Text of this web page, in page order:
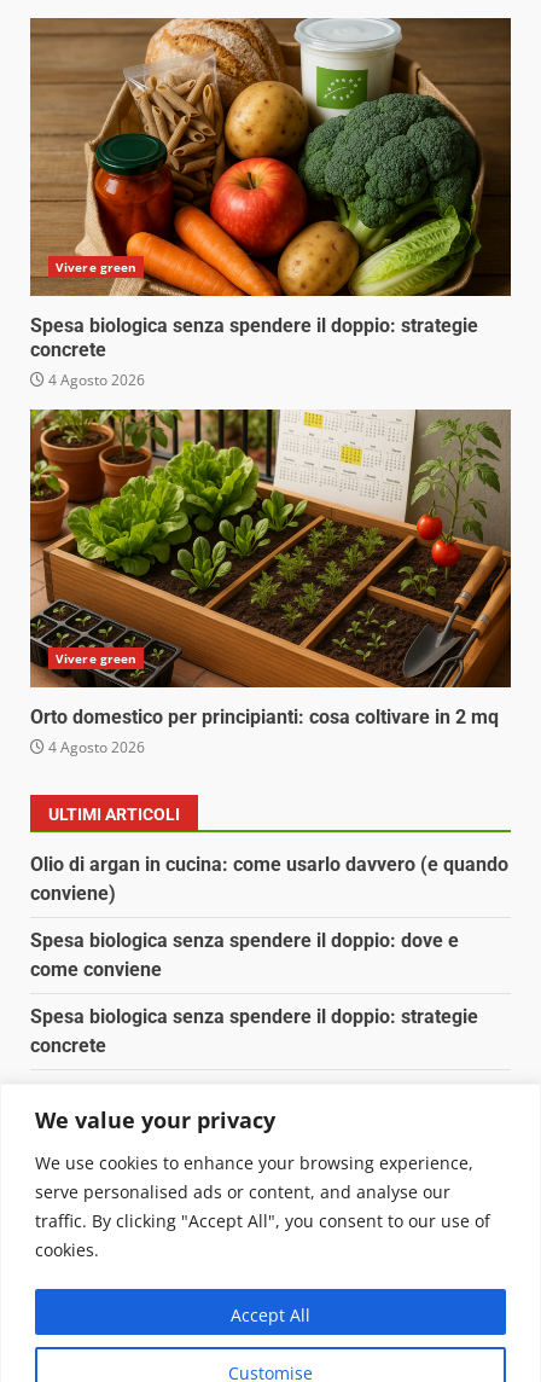
We value your privacy
We use cookies to enhance your browsing experience,
serve personalised ads or content, and analyse our
traffic. By clicking "Accept All", you consent to our use of
cookies.
Customise
Accept All
Vivere green
Spesa biologica senza spendere il doppio: strategie
concrete
4 Agosto 2026
Vivere green
Orto domestico per principianti: cosa coltivare in 2 mq
4 Agosto 2026
ULTIMI ARTICOLI
Olio di argan in cucina: come usarlo davvero (e quando
conviene)
Spesa biologica senza spendere il doppio: dove e
come conviene
Spesa biologica senza spendere il doppio: strategie
concrete
Pulizia naturale della casa: 3 ingredienti che
sostituiscono 10 prodotti chimici
Copyright © 2025 Biopianeta.it proprietà di Jws Media
Questo blog non è una testata giornalistica, in quanto
viene aggiornato senza alcuna periodicità. Non può
pertanto considerarsi un prodotto editoriale ai sensi